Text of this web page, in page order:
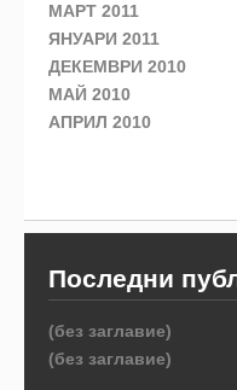
МАРТ 2011
ЯНУАРИ 2011
ДЕКЕМВРИ 2010
МАЙ 2010
АПРИЛ 2010
Последни
(без заглавие)
(без заглавие)